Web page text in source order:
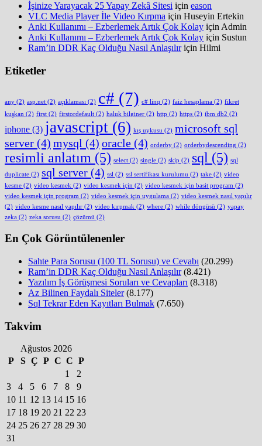
İşinize Yarayacak 25 Yapay Zekâ Sitesi için eason
VLC Media Player İle Video Kırpma için Huseyin Ertekin
Anki Kullanımı – Ezberlemek Artık Çok Kolay için Admin
Anki Kullanımı – Ezberlemek Artık Çok Kolay için Sustun
Ram’in DDR Kaç Olduğu Nasıl Anlaşılıriçin Hilmi
Etiketler
any (2) asp.net (2) açıklaması (2) c# (7) c# linq (2) faiz hesaplama (2) fikret
kuşkan (2) first (2) firstordefault (2) haluk bilginer (2) http (2) https (2) ibm db2 (2)
iphone (3) javascript (6) kış uykusu (2) microsoft sql
server (4) mysql (4) oracle (4) orderby (2) orderbydescending (2)
resimli anlatım (5) select (2) single (2) skip (2) sql (5) sql
duplicate (2) sql server (4) ssl (2) ssl sertifikası kurulumu (2) take (2) video
kesme (2) video kesmek (2) video kesmek için (2) video kesmek için basit program (2)
video kesmek için program (2) video kesmek için uygulama (2) video kesmek nasıl yapılır
(2) video kesme nasıl yapılır (2) video kırpmak (2) where (2) while döngüsü (2) yapay
zeka (2) zeka sorusu (2) çözümü (2)
En Çok Görüntülenenler
Sahte Para Sorusu (100 TL Sorusu) ve Cevabı (20.299)
Ram’in DDR Kaç Olduğu Nasıl Anlaşılır (8.421)
Yazılım İş Görüşmesi Soruları ve Cevapları (8.318)
Az Bilinen Faydalı Siteler (8.177)
Sql Tekrar Eden Kayıtları Bulmak (7.650)
Takvim
Ağustos 2026
P
S Ç P C C P
1
2
3
4 5 6 7 8
9
10 11 12 13 14 15 16
17 18 19 20 21 22 23
24 25 26 27 28 29 30
31